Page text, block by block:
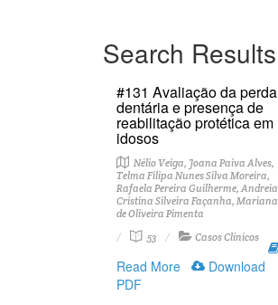
Search Results
#131 Avaliação da perda
dentária e presença de
reabilitação protética em
idosos
Nélio Veiga, Joana Paiva Alves,
Telma Filipa Nunes Silva Moreira,
Rafaela Pereira Guilherme, Andreia
Cristina Silveira Façanha, Mariana
de Oliveira Pimenta
53
Casos Clínicos
Read More
Download
PDF